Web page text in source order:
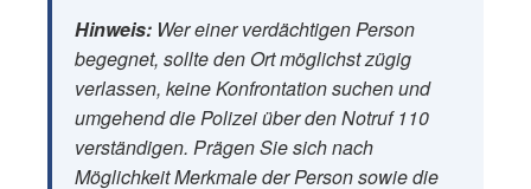
Hinweis: Wer einer verdächtigen Person
begegnet, sollte den Ort möglichst zügig
verlassen, keine Konfrontation suchen und
umgehend die Polizei über den Notruf 110
verständigen. Prägen Sie sich nach
Möglichkeit Merkmale der Person sowie die